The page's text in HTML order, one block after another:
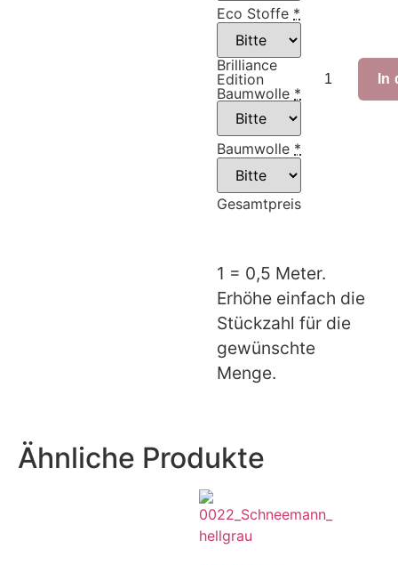
Eco Stoffe *
Brilliance
Edition
Baumwolle *
Baumwolle *
Gesamtpreis
In
1 = 0,5 Meter.
Erhöhe einfach die
Stückzahl für die
gewünschte
Menge.
Ähnliche Produkte